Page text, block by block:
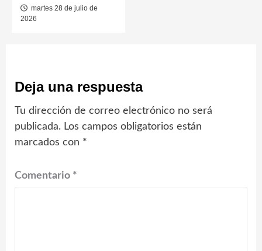
martes 28 de julio de
2026
Deja una respuesta
Tu dirección de correo electrónico no será
publicada. Los campos obligatorios están
marcados con *
Comentario *